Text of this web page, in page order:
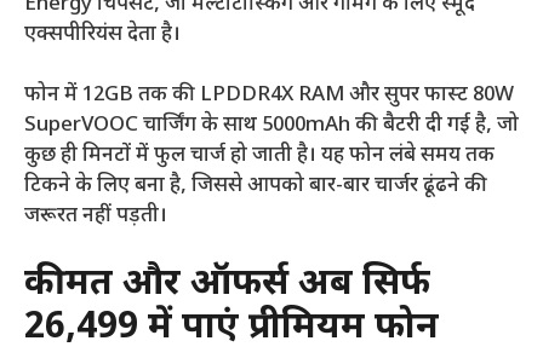
एक्सपीरियंस देता है।
फोन में 12GB तक की LPDDR4X RAM और सुपर फास्ट 80W
SuperVOOC चार्जिंग के साथ 5000mAh की बैटरी दी गई है, जो
कुछ ही मिनटों में फुल चार्ज हो जाती है। यह फोन लंबे समय तक
टिकने के लिए बना है, जिससे आपको बार-बार चार्जर ढूंढने की
जरूरत नहीं पड़ती।
कीमत और ऑफर्स अब सिर्फ
₹26,499 में पाएं प्रीमियम फोन